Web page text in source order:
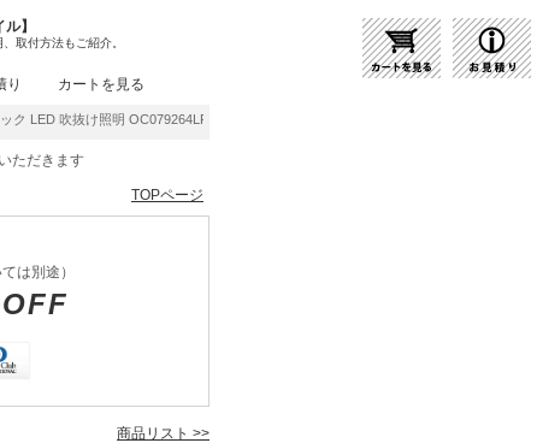
】
取付方法もご紹介。
り カートを見る
吹抜け照明 OC079264LR | 商品紹介 | 照明器具の通販・インテリア照明の通信販売
ただきます
TOPページ
は別途）
商品リスト >>